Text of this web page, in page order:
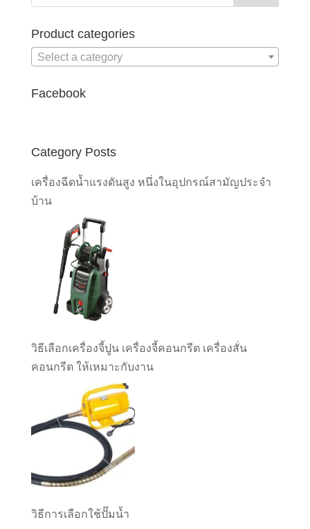
Product categories
Select a category
Facebook
Category Posts
เครื่องฉีดน้ำแรงดันสูง หนึ่งในอุปกรณ์สามัญประจำ
บ้าน
วิธีเลือกเครื่องจี้ปูน เครื่องจี้คอนกรีต เครื่องสั่น
คอนกรีต ให้เหมาะกับงาน
วิธีการเลือกใช้ปั๊มน้ำ